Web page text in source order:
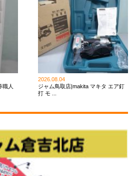
職人
2026.08.04
ジャム鳥取店|makita マキタ エア釘
打 モ ...